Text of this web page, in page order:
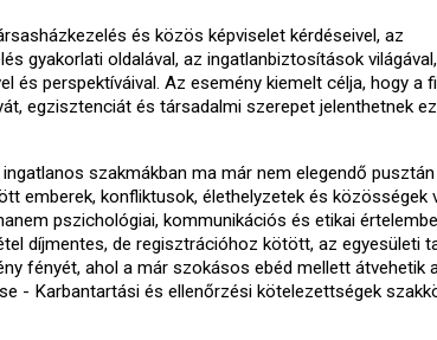
és közös képviselet kérdéseivel, az
gyakorlati oldalával, az ingatlanbiztosítások világával,
és perspektíváival. Az esemény kiemelt célja, hogy a
egzisztenciát és társadalmi szerepet jelenthetnek
szakmákban ma már nem elegendő
emberek, konfliktusok, élethelyzetek és közösségek
pszichológiai, kommunikációs és etikai
díjmentes, de regisztrációhoz kötött, az egyesületi
fényét, ahol a már szokásos ebéd mellett átvehetik
- Karbantartási és ellenőrzési kötelezettségek